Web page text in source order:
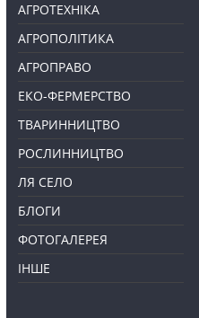
АГРОТЕХНІКА
АГРОПОЛІТИКА
АГРОПРАВО
ЕКО-ФЕРМЕРСТВО
ТВАРИННИЦТВО
РОСЛИННИЦТВО
ЛЯ СЕЛО
БЛОГИ
ФОТОГАЛЕРЕЯ
ІНШЕ